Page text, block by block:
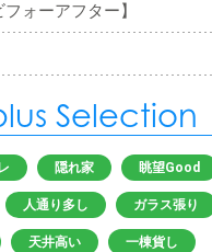
フォーアフター】
Selection
隠れ家 眺望Good
人通り多し ガラス張り
天井高い 一棟貨し